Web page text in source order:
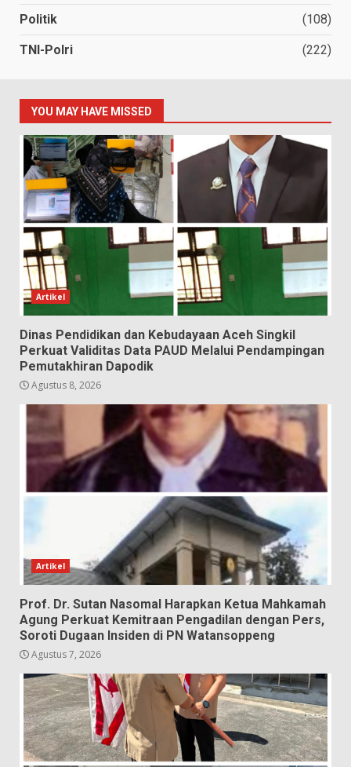
Politik (108)
TNI-Polri (222)
YOU MAY HAVE MISSED
Artikel
Dinas Pendidikan dan Kebudayaan Aceh Singkil
Perkuat Validitas Data PAUD Melalui Pendampingan
Pemutakhiran Dapodik
Agustus 8, 2026
Artikel
Prof. Dr. Sutan Nasomal Harapkan Ketua Mahkamah
Agung Perkuat Kemitraan Pengadilan dengan Pers,
Soroti Dugaan Insiden di PN Watansoppeng
Agustus 7, 2026